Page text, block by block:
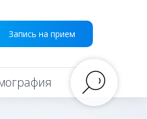
Запись на прием